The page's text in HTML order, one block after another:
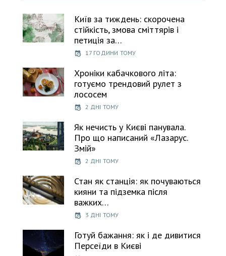
Київ за тиждень: скорочена
стійкість, змова сміттярів і
петиція за…
17 ГОДИНИ ТОМУ
Хроніки кабачкового літа:
готуємо трендовий рулет з
лососем
2 ДНІ ТОМУ
Як нечисть у Києві панувала.
Про що написаний «Лазарус.
Змій»
2 ДНІ ТОМУ
Стан як станція: як почуваються
кияни та підземка після
важких…
3 ДНІ ТОМУ
Готуй бажання: як і де дивитися
Персеїди в Києві